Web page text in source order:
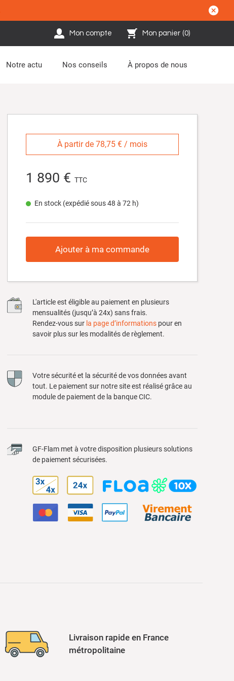
Mon compte Mon panier (0)
Notre actu Nos conseils À propos de nous
À partir de 78,75 € / mois
1 890 € TTC
En stock (expédié sous 48 à 72 h)
Ajouter à ma commande
L'article est éligible au paiement en plusieurs
mensualités (jusqu’à 24x) sans frais.
Rendez-vous sur la page d’informations pour en
savoir plus sur les modalités de règlement.
Votre sécurité et la sécurité de vos données avant
tout. Le paiement sur notre site est réalisé grâce au
module de paiement de la banque CIC.
GF-Flam met à votre disposition plusieurs solutions
de paiement sécurisées.
Livraison rapide en France
métropolitaine